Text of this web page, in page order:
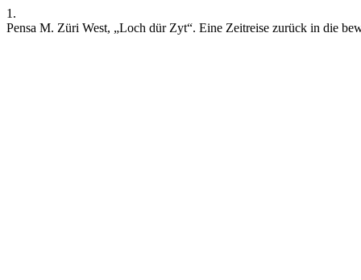
1.
Pensa M. Züri West, „Loch dür Zyt“. Eine Zeitreise zurück in die